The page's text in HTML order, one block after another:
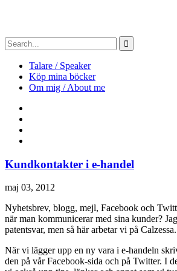
Talare / Speaker
Köp mina böcker
Om mig / About me
Kundkontakter i e-handel
maj 03, 2012
Nyhetsbrev, blogg, mejl, Facebook och
när man kommunicerar med sina kunder?
patentsvar, men så här arbetar vi på Calzessa.
När vi lägger upp en ny vara i e-handeln
den på vår Facebook-sida och på Twitter. I